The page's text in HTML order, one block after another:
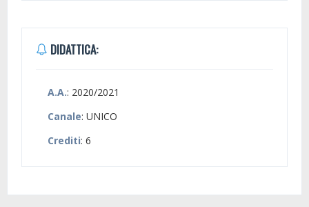
DIDATTICA:
A.A.: 2020/2021
Canale: UNICO
Crediti: 6